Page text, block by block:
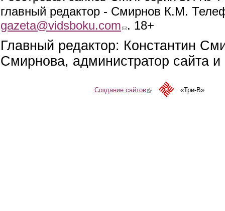
главный редактор - Смирнов К.М.
gazeta@vidsboku.com (link sends e-mail)
. 18+
Главный редактор: Константин
Смирнова, администратор сайта
Создание сайтов(link is external)«Три-В»